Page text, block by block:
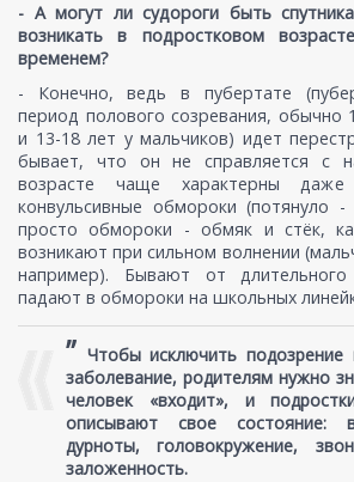
- А могут ли судороги быть
возникать в подростковом
временем?
- Конечно, ведь в пубертате
период полового созревания, обычно
и 13-18 лет у мальчиков) идет
бывает, что он не справляется с
возрасте чаще характерны
конвульсивные обмороки (потянуло
просто обмороки - обмяк и стёк,
возникают при сильном волнении
например). Бывают от длительного
падают в обмороки на школьных
” Чтобы исключить подозрение
заболевание, родителям нужно
человек «входит», и
описывают свое состояние:
дурноты, головокружение,
заложенность.